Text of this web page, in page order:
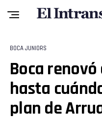
BOCA JUNIORS
Boca
hasta
plan de